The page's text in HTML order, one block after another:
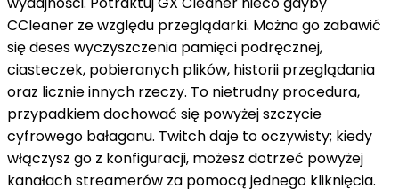
CCleaner ze względu przeglądarki. Można go zabawić
siędeseswyczyszczenia pamięci podręcznej,
ciasteczek, pobieranych plików, historii przeglądania
oraz licznieinnych rzeczy. To nietrudny procedura,
przypadkiemdochować się powyżejszczycie
cyfrowego bałaganu. Twitchdaje tooczywisty; kiedy
włączysz go z konfiguracji, możesz dotrzeć powyżej
kanałach streamerów za pomocą jednego kliknięcia.